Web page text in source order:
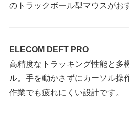
のトラックボール型マウスがお
ELECOM DEFT PRO
高精度なトラッキング性能と多
ル。手を動かさずにカーソル操
作業でも疲れにくい設計です。